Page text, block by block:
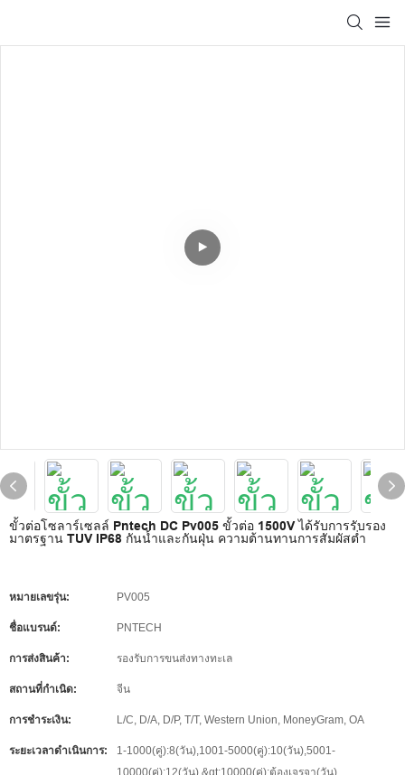
ขั้วต่อโซลาร์เซลล์ Pntech DC Pv005 ขั้วต่อ 1500V ได้รับการรับรอง
มาตรฐาน TUV IP68 กันน้ำและกันฝุ่น ความต้านทานการสัมผัสต่ำ
หมายเลขรุ่น: PV005
ชื่อแบรนด์: PNTECH
การส่งสินค้า: รองรับการขนส่งทางทะเล
สถานที่กำเนิด: จีน
การชำระเงิน: L/C, D/A, D/P, T/T, Western Union, MoneyGram, OA
ระยะเวลาดำเนินการ:
1-1000(คู่):8(วัน),1001-5000(คู่):10(วัน),5001-
10000(คู่):12(วัน),&gt;10000(คู่):ต้องเจรจา(วัน)